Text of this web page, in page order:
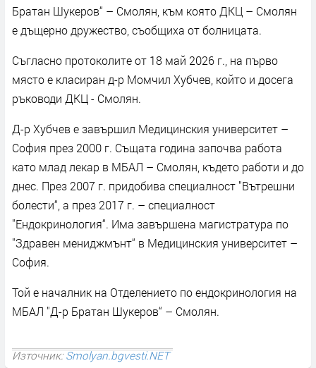
Братан Шукеров“ – Смолян, към която ДКЦ – Смолян
е дъщерно дружество, съобщиха от болницата.
Съгласно протоколите от 18 май 2026 г., на първо
място е класиран д-р Момчил Хубчев, който и досега
ръководи ДКЦ - Смолян.
Д-р Хубчев е завършил Медицинския университет –
София през 2000 г. Същата година започва работа
като млад лекар в МБАЛ – Смолян, където работи и до
днес. През 2007 г. придобива специалност "Вътрешни
болести“, а през 2017 г. – специалност
"Ендокринология“. Има завършена магистратура по
"Здравен мениджмънт“ в Медицинския университет –
София.
Той е началник на Отделението по ендокринология на
МБАЛ "Д-р Братан Шукеров“ – Смолян.
Източник:Smolyan.bgvesti.NET